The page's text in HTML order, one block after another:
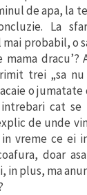
de apa, la
La
probabil, o
mama dracu’?
trei „sa
o jumatate
cat se
de unde
vreme ce ei
doar
in plus, ma